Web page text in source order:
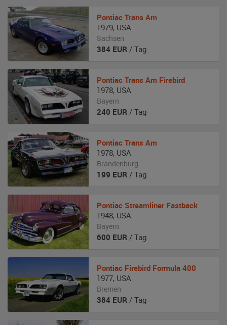
Pontiac Trans Am
1979, USA
Sachsen
384 EUR / Tag
Pontiac Trans Am Firebird
1978, USA
Bayern
240 EUR / Tag
Pontiac Trans Am
1978, USA
Brandenburg
199 EUR / Tag
Pontiac Streamliner Fastback
1948, USA
Bayern
600 EUR / Tag
Pontiac Firebird Formula 400
1977, USA
Bremen
384 EUR / Tag